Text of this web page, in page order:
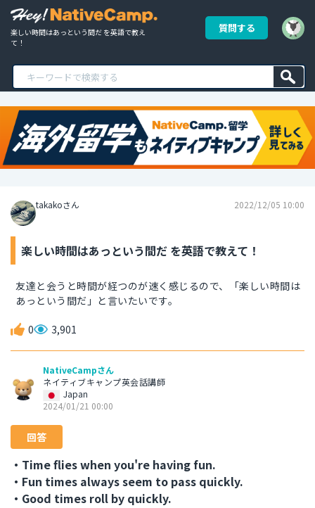
楽しい時間はあっという間だ を英語で教え
て！
質問する
takakoさん 2022/12/05 10:00
楽しい時間はあっという間だ を英語で教えて！
友達と会うと時間が経つのが速く感じるので、「楽しい時間は
あっという間だ」と言いたいです。
0 3,901
NativeCampさん
ネイティブキャンプ英会話講師
Japan
2024/01/21 00:00
回答
・Time flies when you're having fun.
・Fun times always seem to pass quickly.
・Good times roll by quickly.